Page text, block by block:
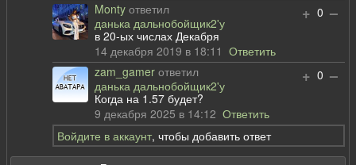
+ 0 –
Monty ответил
данька дальнобойщик2'у
в 20-ых числах Декабря
14 декабря 2019 в 18:11Ответить
+ 0 –
zam_gamer ответил
данька дальнобойщик2'у
Когда на 1.57 будет?
9 декабря 2025 в 14:12Ответить
Войдите в аккаунт, чтобы добавить ответ